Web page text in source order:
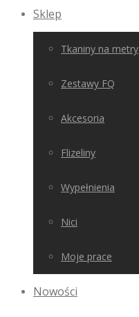
Sklep
Tkaniny na metry
Zestawy FQ
Akcesoria
Flizeliny
Wypełnienia
Nici
Moje prace
Nowości